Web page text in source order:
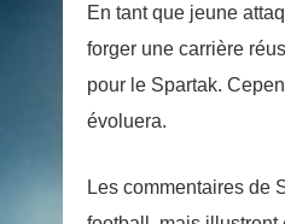
En tant que jeune
forger une carrière
pour le Spartak.
évoluera.
Les commentaires de